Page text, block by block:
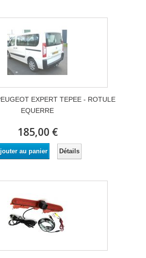
EXPERT TEPEE - ROTULE
EQUERRE
185,00 €
au panier Détails